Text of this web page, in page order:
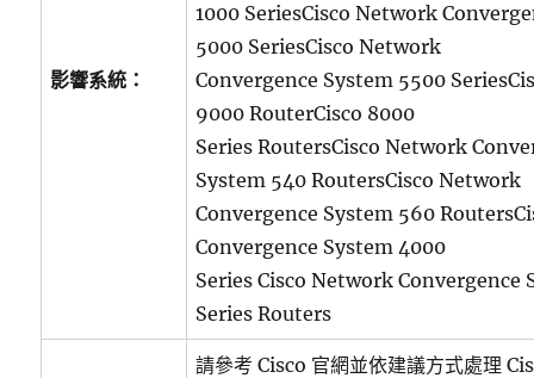
影響系統：
1000 SeriesCisco Network
5000 SeriesCisco Network
Convergence System 5500
9000 RouterCisco 8000
Series RoutersCisco Network
System 540 RoutersCisco Network
Convergence System 560
Convergence System 4000
Series Cisco Network Convergence
Series Routers
請參考 Cisco 官網並依建議方式處理